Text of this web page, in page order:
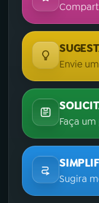
Envie
Faça
Sugira